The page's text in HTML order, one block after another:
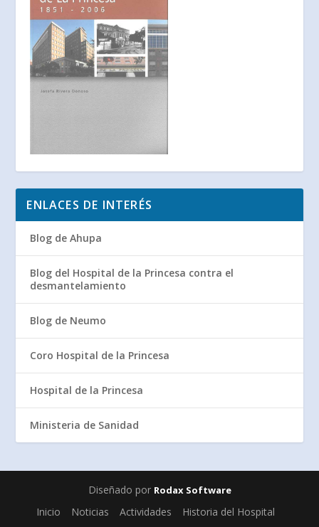
ENLACES DE INTERÉS
Blog de Ahupa
Blog del Hospital de la Princesa contra el
desmantelamiento
Blog de Neumo
Coro Hospital de la Princesa
Hospital de la Princesa
Ministeria de Sanidad
Diseñado por Rodax Software
Inicio Noticias Actividades
Historia del Hospital